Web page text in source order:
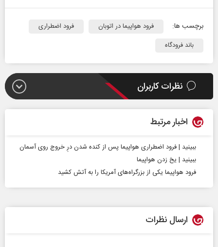
برچسب ها: فرود هواپیما در اتوبان
فرود اضطراری
باند فرودگاه
نظرات کاربران
اخبار مرتبط
ببینید | فرود اضطراری هواپیما پس از کنده شدن درِ خروج روی آسمان
ببینید | یخ زدن هواپیما
فرود هواپیما یکی از بزرگراه‌های آمریکا را به آتش کشید
ارسال نظرات